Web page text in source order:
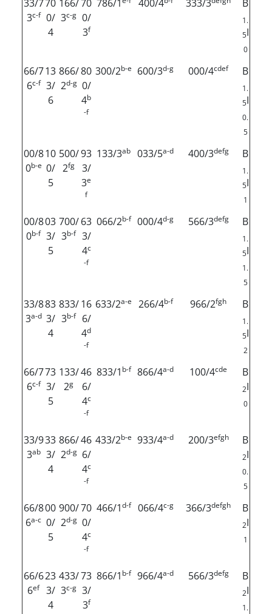
33/7
3c-f
70
0/
4
166/
3c-g
70
0/
3f
786/1 400/4 333/3 B
1.
5I
0
66/7
6c-f
13
3/
6
866/
2d-g
80
0/
4b
-f
300/2b-e 600/3d-g 000/4cdef B
1.
5I
0.
5
00/8
0b-e
10
0/
5
500/
2fg
93
3/
3e
f
133/3ab 033/5a-d 400/3defg B
1.
5I
1
00/8
0b-f
03
3/
5
700/
3b-f
63
3/
4c
-f
066/2b-f 000/4d-g 566/3defg B
1.
5I
1.
5
33/8
3a-d
83
3/
4
833/
3b-f
16
6/
4d
-f
633/2a-e 266/4b-f 966/2fgh B
1.
5I
2
66/7
6c-f
73
3/
5
133/
2g
46
6/
4c
-f
833/1 b-f 866/4a-d 100/4cde B
2I
0
33/9
3ab
33
3/
4
866/
2d-g
46
6/
4c
-f
433/2b-e 933/4a-d 200/3efgh B
2I
0.
5
66/8
6a-c
00
0/
5
900/
2d-g
70
0/
4c
-f
466/1d-f 066/4c-g 366/3defgh B
2I
1
66/6
6ef
23
3/
4
433/
3c-g
73
3/
3f
866/1 b-f 966/4a-d 566/3defg B
2I
1.